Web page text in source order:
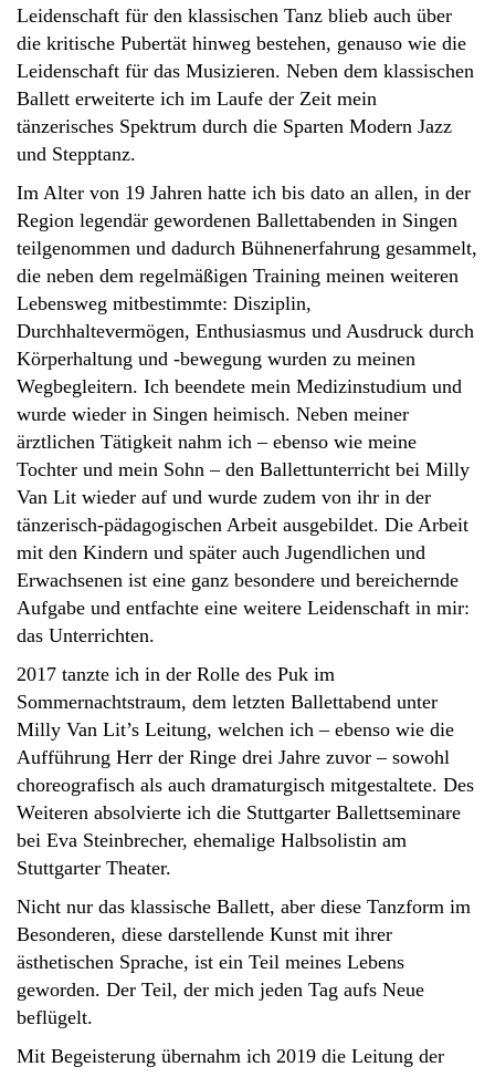
Leidenschaft für den klassischen Tanz blieb auch über
die kritische Pubertät hinweg bestehen, genauso wie die
Leidenschaft für das Musizieren. Neben dem klassischen
Ballett erweiterte ich im Laufe der Zeit mein
tänzerisches Spektrum durch die Sparten Modern Jazz
und Stepptanz.
Im Alter von 19 Jahren hatte ich bis dato an allen, in der
Region legendär gewordenen Ballettabenden in Singen
teilgenommen und dadurch Bühnenerfahrung gesammelt,
die neben dem regelmäßigen Training meinen weiteren
Lebensweg mitbestimmte: Disziplin,
Durchhaltevermögen, Enthusiasmus und Ausdruck durch
Körperhaltung und -bewegung wurden zu meinen
Wegbegleitern. Ich beendete mein Medizinstudium und
wurde wieder in Singen heimisch. Neben meiner
ärztlichen Tätigkeit nahm ich – ebenso wie meine
Tochter und mein Sohn – den Ballettunterricht bei Milly
Van Lit wieder auf und wurde zudem von ihr in der
tänzerisch-pädagogischen Arbeit ausgebildet. Die Arbeit
mit den Kindern und später auch Jugendlichen und
Erwachsenen ist eine ganz besondere und bereichernde
Aufgabe und entfachte eine weitere Leidenschaft in mir:
das Unterrichten.
2017 tanzte ich in der Rolle des Puk im
Sommernachtstraum, dem letzten Ballettabend unter
Milly Van Lit’s Leitung, welchen ich – ebenso wie die
Aufführung Herr der Ringe drei Jahre zuvor – sowohl
choreografisch als auch dramaturgisch mitgestaltete. Des
Weiteren absolvierte ich die Stuttgarter Ballettseminare
bei Eva Steinbrecher, ehemalige Halbsolistin am
Stuttgarter Theater.
Nicht nur das klassische Ballett, aber diese Tanzform im
Besonderen, diese darstellende Kunst mit ihrer
ästhetischen Sprache, ist ein Teil meines Lebens
geworden. Der Teil, der mich jeden Tag aufs Neue
beflügelt.
Mit Begeisterung übernahm ich 2019 die Leitung der